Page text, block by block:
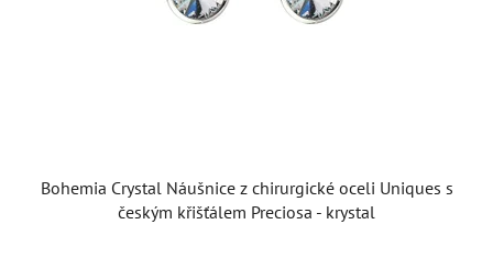
Bohemia Crystal Náušnice z chirurgické oceli Uniques s
českým křišťálem Preciosa - krystal